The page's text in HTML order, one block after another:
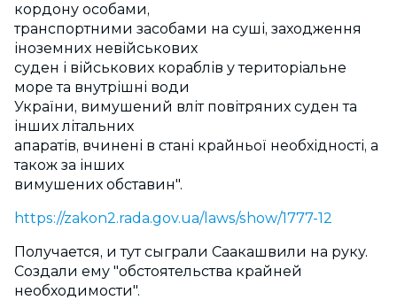
кордону особами,
транспортними засобами на суші, заходження
іноземних невійськових
суден і військових кораблів у територіальне
море та внутрішні води
України, вимушений вліт повітряних суден та
інших літальних
апаратів, вчинені в стані крайньої необхідності, а
також за інших
вимушених обставин".
https://zakon2.rada.gov.ua/laws/show/1777-12
Получается, и тут сыграли Саакашвили на руку.
Создали ему "обстоятельства крайней
необходимости".